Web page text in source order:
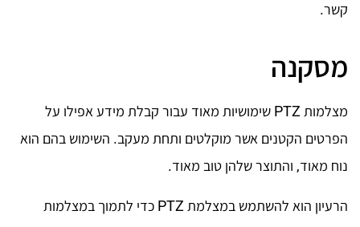
קשר.
מסקנה
מצלמות PTZ שימושיות מאוד עבור קבלת מידע אפילו על
הפרטים הקטנים אשר מוקלטים ותחת מעקב. השימוש בהם הוא
נוח מאוד, והתוצר שלהן טוב מאוד.
הרעיון הוא להשתמש במצלמת PTZ כדי לתמוך במצלמות